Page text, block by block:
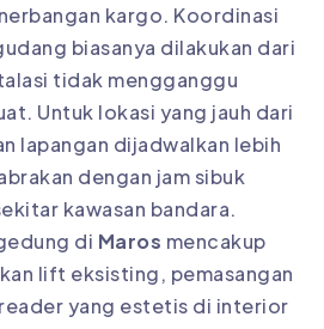
kargo. Koordinasi
biasanya dilakukan dari
tidak mengganggu
Untuk lokasi yang jauh dari
lapangan dijadwalkan lebih
dengan jam sibuk
kawasan bandara.
di Maros mencakup
lift eksisting, pemasangan
yang estetis di interior